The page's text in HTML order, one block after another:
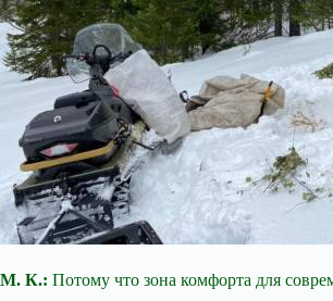
М. К.: Потому что зона комфорта для